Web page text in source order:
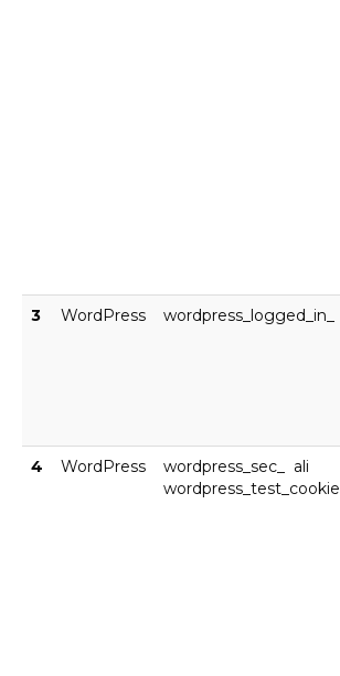
3 WordPress wordpress_logged_in_
4 WordPress
wordpress_sec_ ali
wordpress_test_cookie